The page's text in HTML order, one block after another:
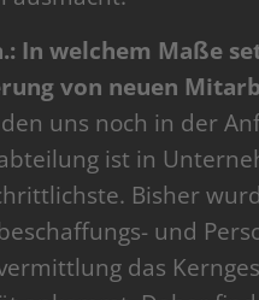
In welchem Maße
von neuen
uns noch in der
ist in
Bisher
und
das